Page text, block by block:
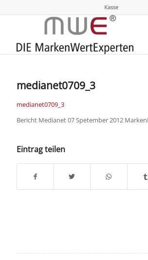
Kasse
medianet0709_3
medianet0709_3
Bericht Medianet 07 Spetember 2012
Eintrag teilen